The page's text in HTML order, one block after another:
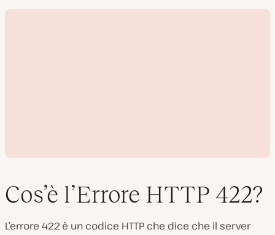
Cos’è l’Errore HTTP 422?
L’errore 422 è un codice HTTP che dice che il server